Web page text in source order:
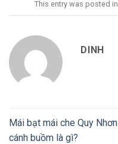
This entry was posted in
DINH
Mái bạt mái che Quy Nhơn
cánh buồm là gì?